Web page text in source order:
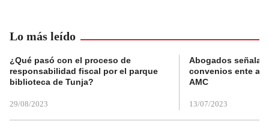
Lo más leído
¿Qué pasó con el proceso de
responsabilidad fiscal por el parque
biblioteca de Tunja?
29/08/2023
Abogados
convenios ente
AMC
13/07/2023